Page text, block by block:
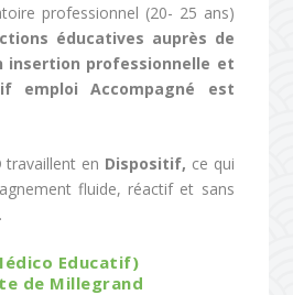
professionnel (20- 25 ans)
éducatives auprès de
insertion professionnelle et
emploi Accompagné est
travaillent en Dispositif, ce qui
fluide, réactif et sans
Educatif)
de Millegrand